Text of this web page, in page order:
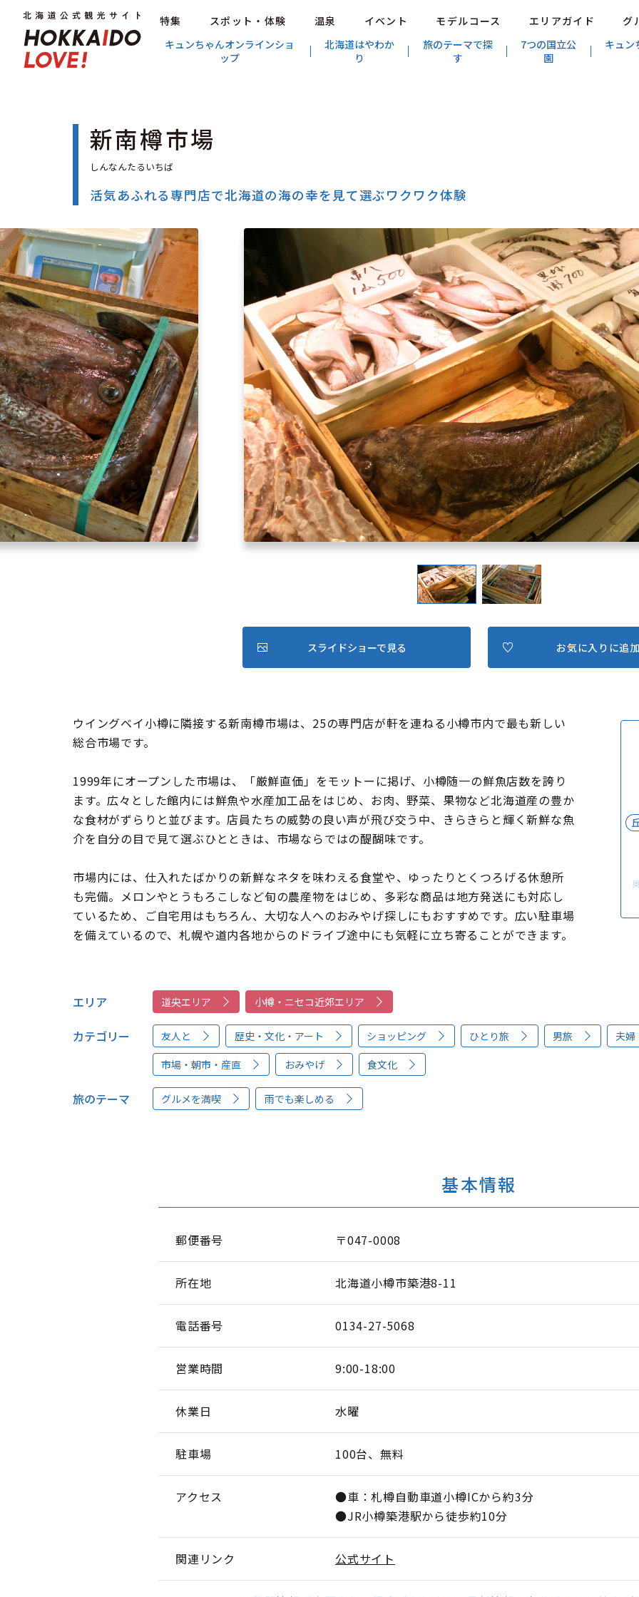
特集 スポット・体験 温泉 イベント モデルコース エリアガイド グ
キュンちゃんオンラインショ
ップ
北海道はやわか
り
旅のテーマで探
す
7つの国立公
園
キュン
新南樽市場
活気あふれる専門店で北海道の海の幸を見て選ぶワクワク体験
ウイングベイ小樽に隣接する新南樽市場は、25の専門店が軒を連ねる小樽市内で最も新しい
総合市場です。
1999年にオープンした市場は、「厳鮮直価」をモットーに掲げ、小樽随一の鮮魚店数を誇り
ます。広々とした館内には鮮魚や水産加工品をはじめ、お肉、野菜、果物など北海道産の豊か
な食材がずらりと並びます。店員たちの威勢の良い声が飛び交う中、きらきらと輝く新鮮な魚
介を自分の目で見て選ぶひとときは、市場ならではの醍醐味です。
市場内には、仕入れたばかりの新鮮なネタを味わえる食堂や、ゆったりとくつろげる休憩所
も完備。メロンやとうもろこしなど旬の農産物をはじめ、多彩な商品は地方発送にも対応し
ているため、ご自宅用はもちろん、大切な人へのおみやげ探しにもおすすめです。広い駐車場
を備えているので、札幌や道内各地からのドライブ途中にも気軽に立ち寄ることができます。
スライドショーで見る お気に入りに追加
エリア 道央エリア 小樽・ニセコ近郊エリア
カテゴリー 友人と 歴史・文化・アート ショッピング ひとり旅 男旅 夫婦
市場・朝市・産直
おみやげ 食文化
旅のテーマ グルメを満喫 雨でも楽しめる
基本情報
郵便番号 〒047-0008
所在地 北海道小樽市築港8-11
電話番号 0134-27-5068
営業時間 9:00-18:00
休業日 水曜
駐車場 100台、無料
アクセス
●車：札樽自動車道小樽ICから約3分
●JR小樽築港駅から徒歩約10分
関連リンク 公式サイト